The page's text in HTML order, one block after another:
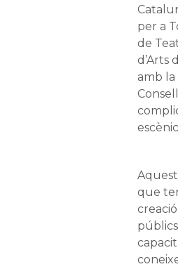
per a
de
d’Arts
amb la
que